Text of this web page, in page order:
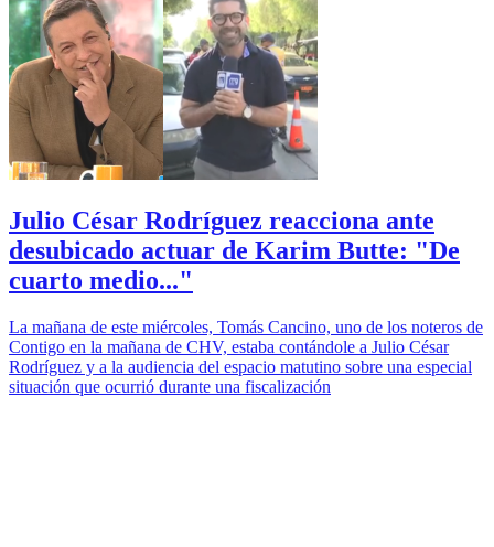
Julio César Rodríguez reacciona ante
desubicado actuar de Karim Butte: "De
cuarto medio..."
La mañana de este miércoles, Tomás Cancino, uno de los noteros de
Contigo en la mañana de CHV, estaba contándole a Julio César
Rodríguez y a la audiencia del espacio matutino sobre una especial
situación que ocurrió durante una fiscalización